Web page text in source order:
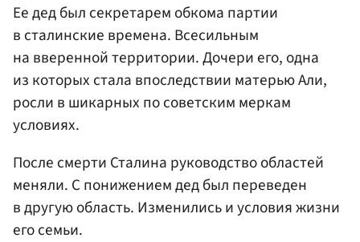
Ее дед был секретарем обкома партии
в сталинские времена. Всесильным
на вверенной территории. Дочери его, одна
из которых стала впоследствии матерью Али,
росли в шикарных по советским меркам
условиях.
После смерти Сталина руководство областей
меняли. С понижением дед был переведен
в другую область. Изменились и условия жизни
его семьи.